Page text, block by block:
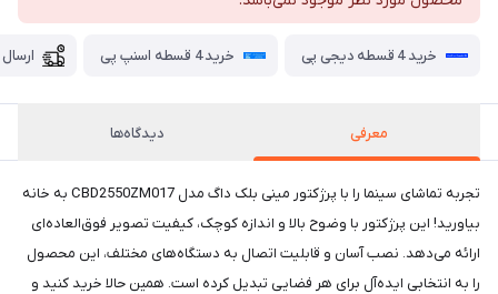
خرید 4 قسطه دیجی پی خرید 4 قسطه اسنپ پی
معرفی دیدگاه‌ها
تجربه تماشای سینما را با پرژکتور مینی بلک داگ مدل CBD2550ZM017 به خانه
بیاورید! این پرژکتور با وضوح بالا و اندازه کوچک، کیفیت تصویر فوق‌العاده‌ای
ارائه می‌دهد. نصب آسان و قابلیت اتصال به دستگاه‌های مختلف، این محصول
را به انتخابی ایده‌آل برای هر فضایی تبدیل کرده است. همین حالا خرید کنید و